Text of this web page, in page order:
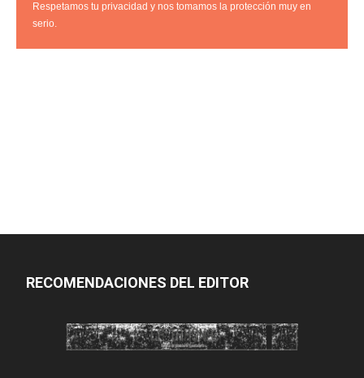
Respetamos tu privacidad y nos tomamos la protección muy en
serio.
RECOMENDACIONES DEL EDITOR